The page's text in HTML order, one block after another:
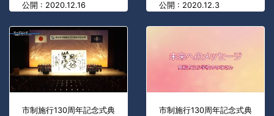
公開 : 2020.12.16
公開 : 2020.12.3
市制施行130周年記念式典
市制施行130周年記念式典